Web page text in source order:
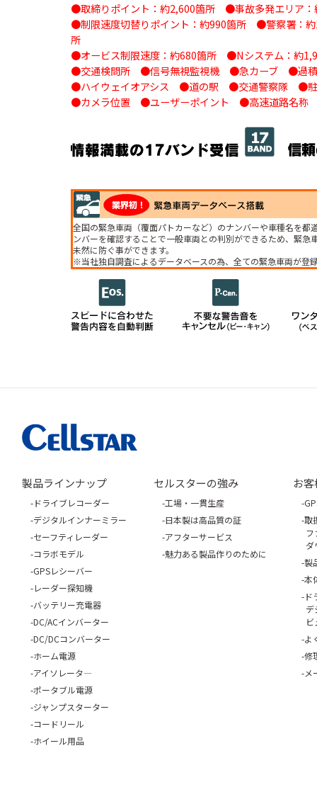
●取締りポイント：約2,600箇所 ●事故多発エリア：
●制限速度切替りポイント：約990箇所 ●警察署：
所
●オービス制限速度：約680箇所 ●Nシステム：約
●交通検問所 ●信号無視監視機 ●急カーブ ●過積
●ハイウェイオアシス ●道の駅 ●交通警察隊 ●駐
●カメラ位置 ●ユーザーポイント ●高速道路名称
全国の緊急車両（覆面パトカーなど）のナンバーや車種名を
ンバーを確認することで一般車両との判別ができるため、緊急
未然に防ぐ事ができます。
※当社独自調査によるデータベースの為、全ての緊急車両が登
製品ラインナップ
ドライブレコーダー
デジタルインナーミラー
セーフティレーダー
コラボモデル
GPSレシーバー
レーダー探知機
バッテリー充電器
DC/ACインバーター
DC/DCコンバーター
ホーム電源
アイソレータ―
ポータブル電源
ジャンプスターター
コードリール
ホイール用品
セルスターの強み
工場・一貫生産
日本製は高品質の証
アフターサービス
魅力ある製品作りのために
お
取
フ
ダ
製
本
ド
デ
よ
修
メ